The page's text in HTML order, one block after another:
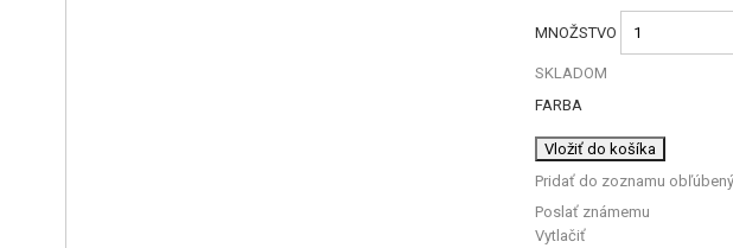
MNOŽSTVO
SKLADOM
FARBA
Vložiť do košíka
Pridať do zoznamu
Poslať známemu
Vytlačiť